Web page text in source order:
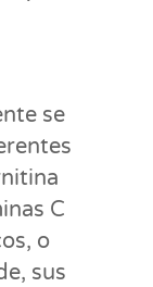
se
C
o
sus